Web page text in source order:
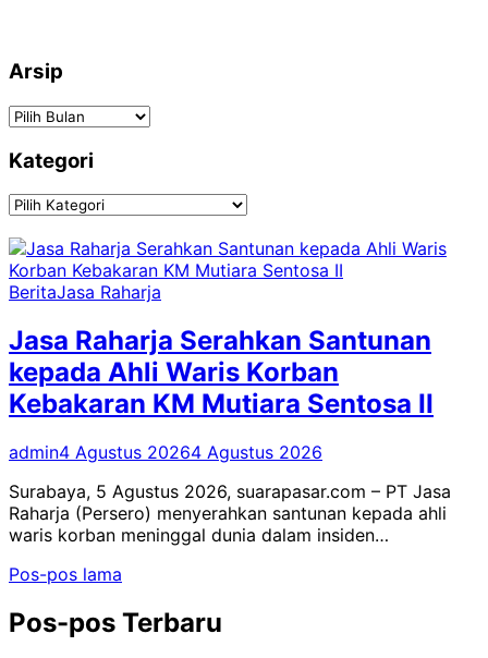
Arsip
Arsip
Kategori
Kategori
BeritaJasa Raharja
Jasa Raharja Serahkan Santunan
kepada Ahli Waris Korban
Kebakaran KM Mutiara Sentosa II
admin4 Agustus 20264 Agustus 2026
Surabaya, 5 Agustus 2026, suarapasar.com – PT Jasa
Raharja (Persero) menyerahkan santunan kepada ahli
waris korban meninggal dunia dalam insiden…
Navigasi
pos
Pos-pos lama
Pos-pos Terbaru